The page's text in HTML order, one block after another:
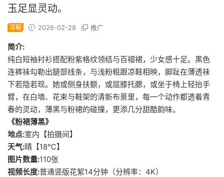
玉足显灵动。
凉鞋 2026-02-28 推广
简介:
纯白短袖衬衫搭配粉紫格纹领结与百褶裙，少女感十足。黑色
连裤袜勾勒出腿部线条，与浅粉粗跟凉鞋相映，脚趾在薄透袜
下若隐若现。她或侧身扶额，或屈膝托腮，或坐于椅上轻抬手
臂，在白墙、花束与鞋架的清新布景里，每一个动作都透着青
春的灵动，薄黑与粉裙的碰撞，更添几分甜酷韵味。
《粉裙薄黑》
地点:室内【拍摄间】
天气:晴【18℃】
图片数量:110张
视频长度:普通竖版花絮14分钟（分辨率：4K）